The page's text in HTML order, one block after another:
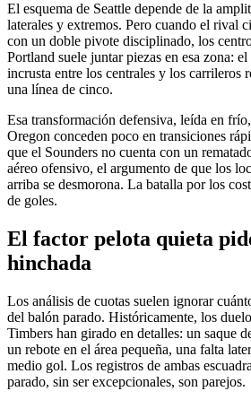
El esquema de Seattle depende de la
laterales y extremos. Pero cuando el rival
con un doble pivote disciplinado, los
Portland suele juntar piezas en esa zona:
incrusta entre los centrales y los carrileros
una línea de cinco.
Esa transformación defensiva, leída en
Oregon conceden poco en transiciones
que el Sounders no cuenta con un
aéreo ofensivo, el argumento de que los
arriba se desmorona. La batalla por los
de goles.
El factor pelota quieta
hinchada
Los análisis de cuotas suelen ignorar
del balón parado. Históricamente, los
Timbers han girado en detalles: un saque
un rebote en el área pequeña, una falta
medio gol. Los registros de ambas
parado, sin ser excepcionales, son parejos.